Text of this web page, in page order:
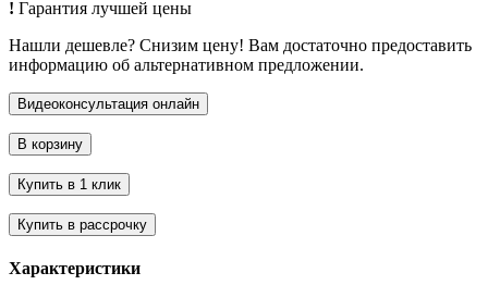
! Гарантия лучшей цены
Нашли дешевле? Снизим цену! Вам достаточно предоставить
информацию об альтернативном предложении.
Характеристики